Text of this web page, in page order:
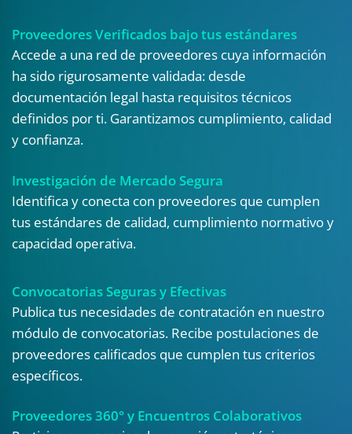
Proveedores Verificados bajo tus estándares
Accede a una red de proveedores cuya información
ha sido rigurosamente validada: desde
documentación legal hasta requisitos técnicos
definidos por ti. Garantizamos cumplimiento, calidad
y confianza.
Investigación de Mercado Segura
Identifica y conecta con proveedores que cumplen
tus estándares de calidad, cumplimiento normativo y
capacidad operativa.
Convocatorias Seguras y Efectivas
Publica tus necesidades de contratación en nuestro
módulo de convocatorias. Recibe postulaciones de
proveedores calificados que cumplen tus criterios
específicos.
Proveedores 360° y Encuentros Colaborativos